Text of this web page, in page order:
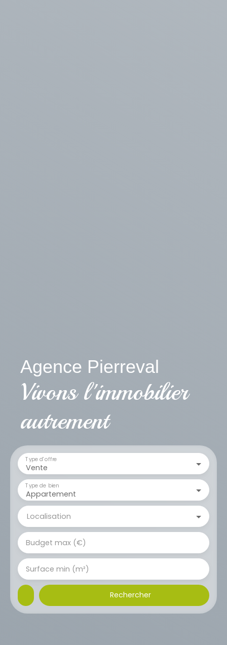
Agence Pierreval
Vivons l'immobilier
autrement
Vente
Type d'offre
Appartement
Type de bien
Localisation
Budget max (€)
Surface min (m²)
Rechercher